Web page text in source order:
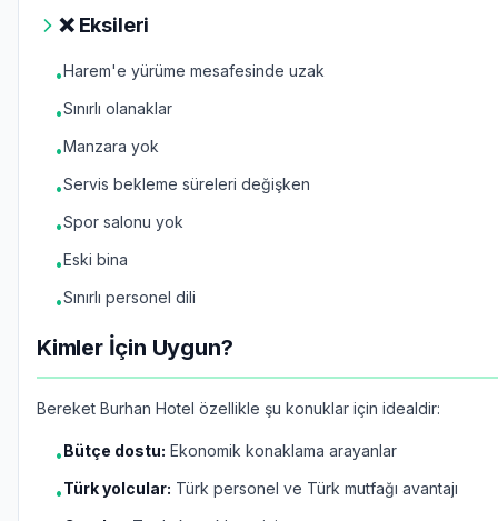
❌ Eksileri
•Harem'e yürüme mesafesinde uzak
•Sınırlı olanaklar
•Manzara yok
•Servis bekleme süreleri değişken
•Spor salonu yok
•Eski bina
•Sınırlı personel dili
Kimler İçin Uygun?
Bereket Burhan Hotel özellikle şu konuklar için idealdir:
•Bütçe dostu: Ekonomik konaklama arayanlar
•Türk yolcular: Türk personel ve Türk mutfağı avantajı